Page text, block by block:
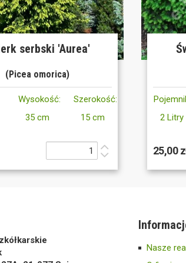
serbski 'Aurea'
(Picea omorica)
Wysokość:
35 cm
Szerokość:
15 cm
2 Litry
25,00
Nasze